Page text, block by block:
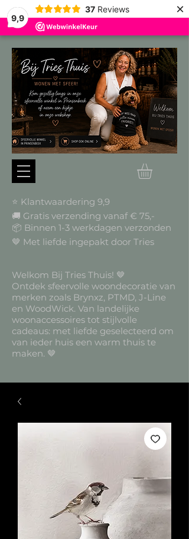
9,9
37 Reviews ×
⭐ Klantwaardering 9,9
🚚 Gratis verzending vanaf € 75,-
📦 Binnen 1-3 werkdagen verzonden
🤎 Met liefde ingepakt door Tries
Welkom Bij Tries Thuis! 🤎
Ontdek sfeervolle woondecoratie van
merken zoals Brynxz, PTMD, J-Line
en WoodWick. Van landelijke
woonaccessoires tot stijlvolle
cadeaus: met liefde geselecteerd om
van ieder huis een warm thuis te
maken. 🤎